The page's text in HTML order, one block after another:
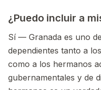
¿Puedo incluir a
Sí — Granada es uno
dependientes tanto a
como a los hermanos
gubernamentales y de